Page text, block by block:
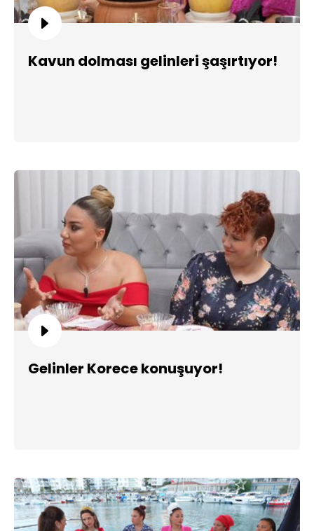
Kavun dolması gelinleri şaşırtıyor!
Gelinler Korece konuşuyor!